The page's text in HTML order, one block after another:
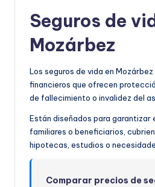
Seguros de
Mozárbez
Los seguros de vida en
financieros que ofrecen
de fallecimiento o invalidez del
Están diseñados para garantizar
familiares o beneficiarios,
hipotecas, estudios o
Comparar precios de